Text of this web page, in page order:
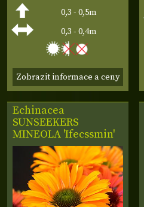
0,3 - 0,5m
0,3 - 0,4m
Zobrazit informace a ceny
Echinacea
SUNSEEKERS
MINEOLA 'Ifecssmin'